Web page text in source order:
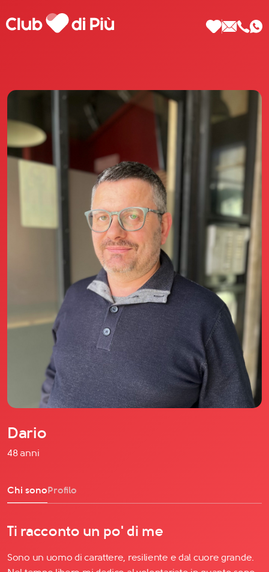
Scopri Club di Più
Le testimonianze Club di Più
La fondatrice Valeria Pilla
Annunci Donne
Agenzia matrimoniale Club di Più
Il libro Donna di Cuori
Quanto costa Club di Più
Love Academy
Domande Frequenti
Impegno Sociale
Le nostre sedi
Facebook
YouTube
Instagram
TikTok
Dario
48 anni
Chi sonoProfilo
Ti racconto un po' di me
Sono un uomo di carattere, resiliente e dal cuore grande.